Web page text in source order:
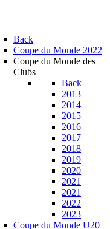
Back
Coupe du Monde 2022
Coupe du Monde des
Clubs
Back
2013
2014
2015
2016
2017
2018
2019
2020
2021
2021
2022
2023
Coupe du Monde U20